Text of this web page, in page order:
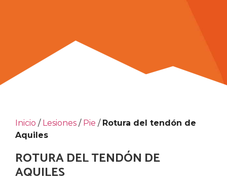
Inicio / Lesiones / Pie / Rotura del tendón de
Aquiles
ROTURA DEL TENDÓN DE
AQUILES